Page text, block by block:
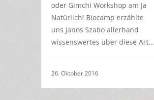
oder Gimchi Workshop am Ja
Natürlich! Biocamp erzählte
uns Janos Szabo allerhand
wissenswertes über diese Art…
26. Oktober 2016